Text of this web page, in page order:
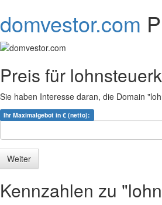
domvestor.com
Preis für
Sie haben Interesse daran, die Domain
Ihr Maximalgebot in € (netto):
Kennzahlen zu